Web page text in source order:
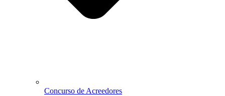
Concurso de Acreedores